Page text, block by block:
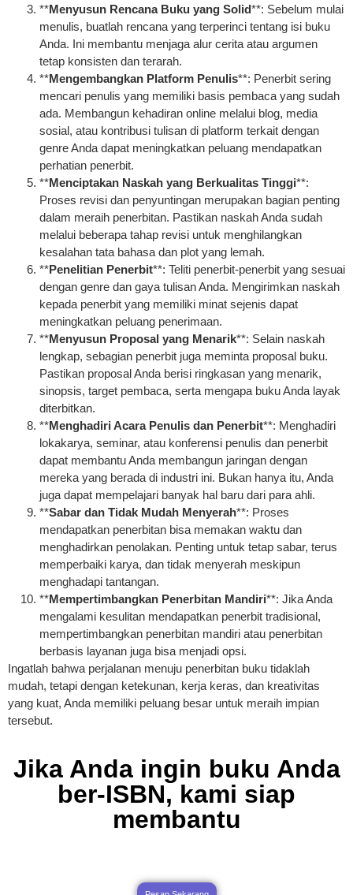
**Menyusun Rencana Buku yang Solid**: Sebelum mulai
menulis, buatlah rencana yang terperinci tentang isi buku
Anda. Ini membantu menjaga alur cerita atau argumen
tetap konsisten dan terarah.
**Mengembangkan Platform Penulis**: Penerbit sering
mencari penulis yang memiliki basis pembaca yang sudah
ada. Membangun kehadiran online melalui blog, media
sosial, atau kontribusi tulisan di platform terkait dengan
genre Anda dapat meningkatkan peluang mendapatkan
perhatian penerbit.
**Menciptakan Naskah yang Berkualitas Tinggi**:
Proses revisi dan penyuntingan merupakan bagian penting
dalam meraih penerbitan. Pastikan naskah Anda sudah
melalui beberapa tahap revisi untuk menghilangkan
kesalahan tata bahasa dan plot yang lemah.
**Penelitian Penerbit**: Teliti penerbit-penerbit yang sesuai
dengan genre dan gaya tulisan Anda. Mengirimkan naskah
kepada penerbit yang memiliki minat sejenis dapat
meningkatkan peluang penerimaan.
**Menyusun Proposal yang Menarik**: Selain naskah
lengkap, sebagian penerbit juga meminta proposal buku.
Pastikan proposal Anda berisi ringkasan yang menarik,
sinopsis, target pembaca, serta mengapa buku Anda layak
diterbitkan.
**Menghadiri Acara Penulis dan Penerbit**: Menghadiri
lokakarya, seminar, atau konferensi penulis dan penerbit
dapat membantu Anda membangun jaringan dengan
mereka yang berada di industri ini. Bukan hanya itu, Anda
juga dapat mempelajari banyak hal baru dari para ahli.
**Sabar dan Tidak Mudah Menyerah**: Proses
mendapatkan penerbitan bisa memakan waktu dan
menghadirkan penolakan. Penting untuk tetap sabar, terus
memperbaiki karya, dan tidak menyerah meskipun
menghadapi tantangan.
**Mempertimbangkan Penerbitan Mandiri**: Jika Anda
mengalami kesulitan mendapatkan penerbit tradisional,
mempertimbangkan penerbitan mandiri atau penerbitan
berbasis layanan juga bisa menjadi opsi.
Ingatlah bahwa perjalanan menuju penerbitan buku tidaklah
mudah, tetapi dengan ketekunan, kerja keras, dan kreativitas
yang kuat, Anda memiliki peluang besar untuk meraih impian
tersebut.
Jika Anda ingin buku Anda
ber-ISBN, kami siap
membantu